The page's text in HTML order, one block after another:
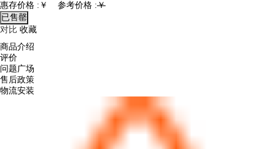
惠存价格 :￥ 参考价格 :￥
已售罄
对比 收藏
商品介绍
评价
问题广场
售后政策
物流安装